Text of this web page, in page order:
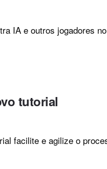
IA e outros jogadores
tutorial
facilite e agilize o